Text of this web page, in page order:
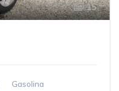
15
Gasolina